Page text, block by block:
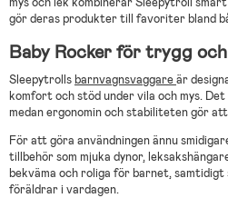
gör deras produkter till favoriter bland
Baby Rocker för trygg och
Sleepytrollsbarnvagnsvaggareär
komfort och stöd under vila och mys.
medan ergonomin och stabiliteten gör
För att göra användningen ännu
tillbehör som mjuka dynor,
bekväma och roliga för barnet,
föräldrar i vardagen.